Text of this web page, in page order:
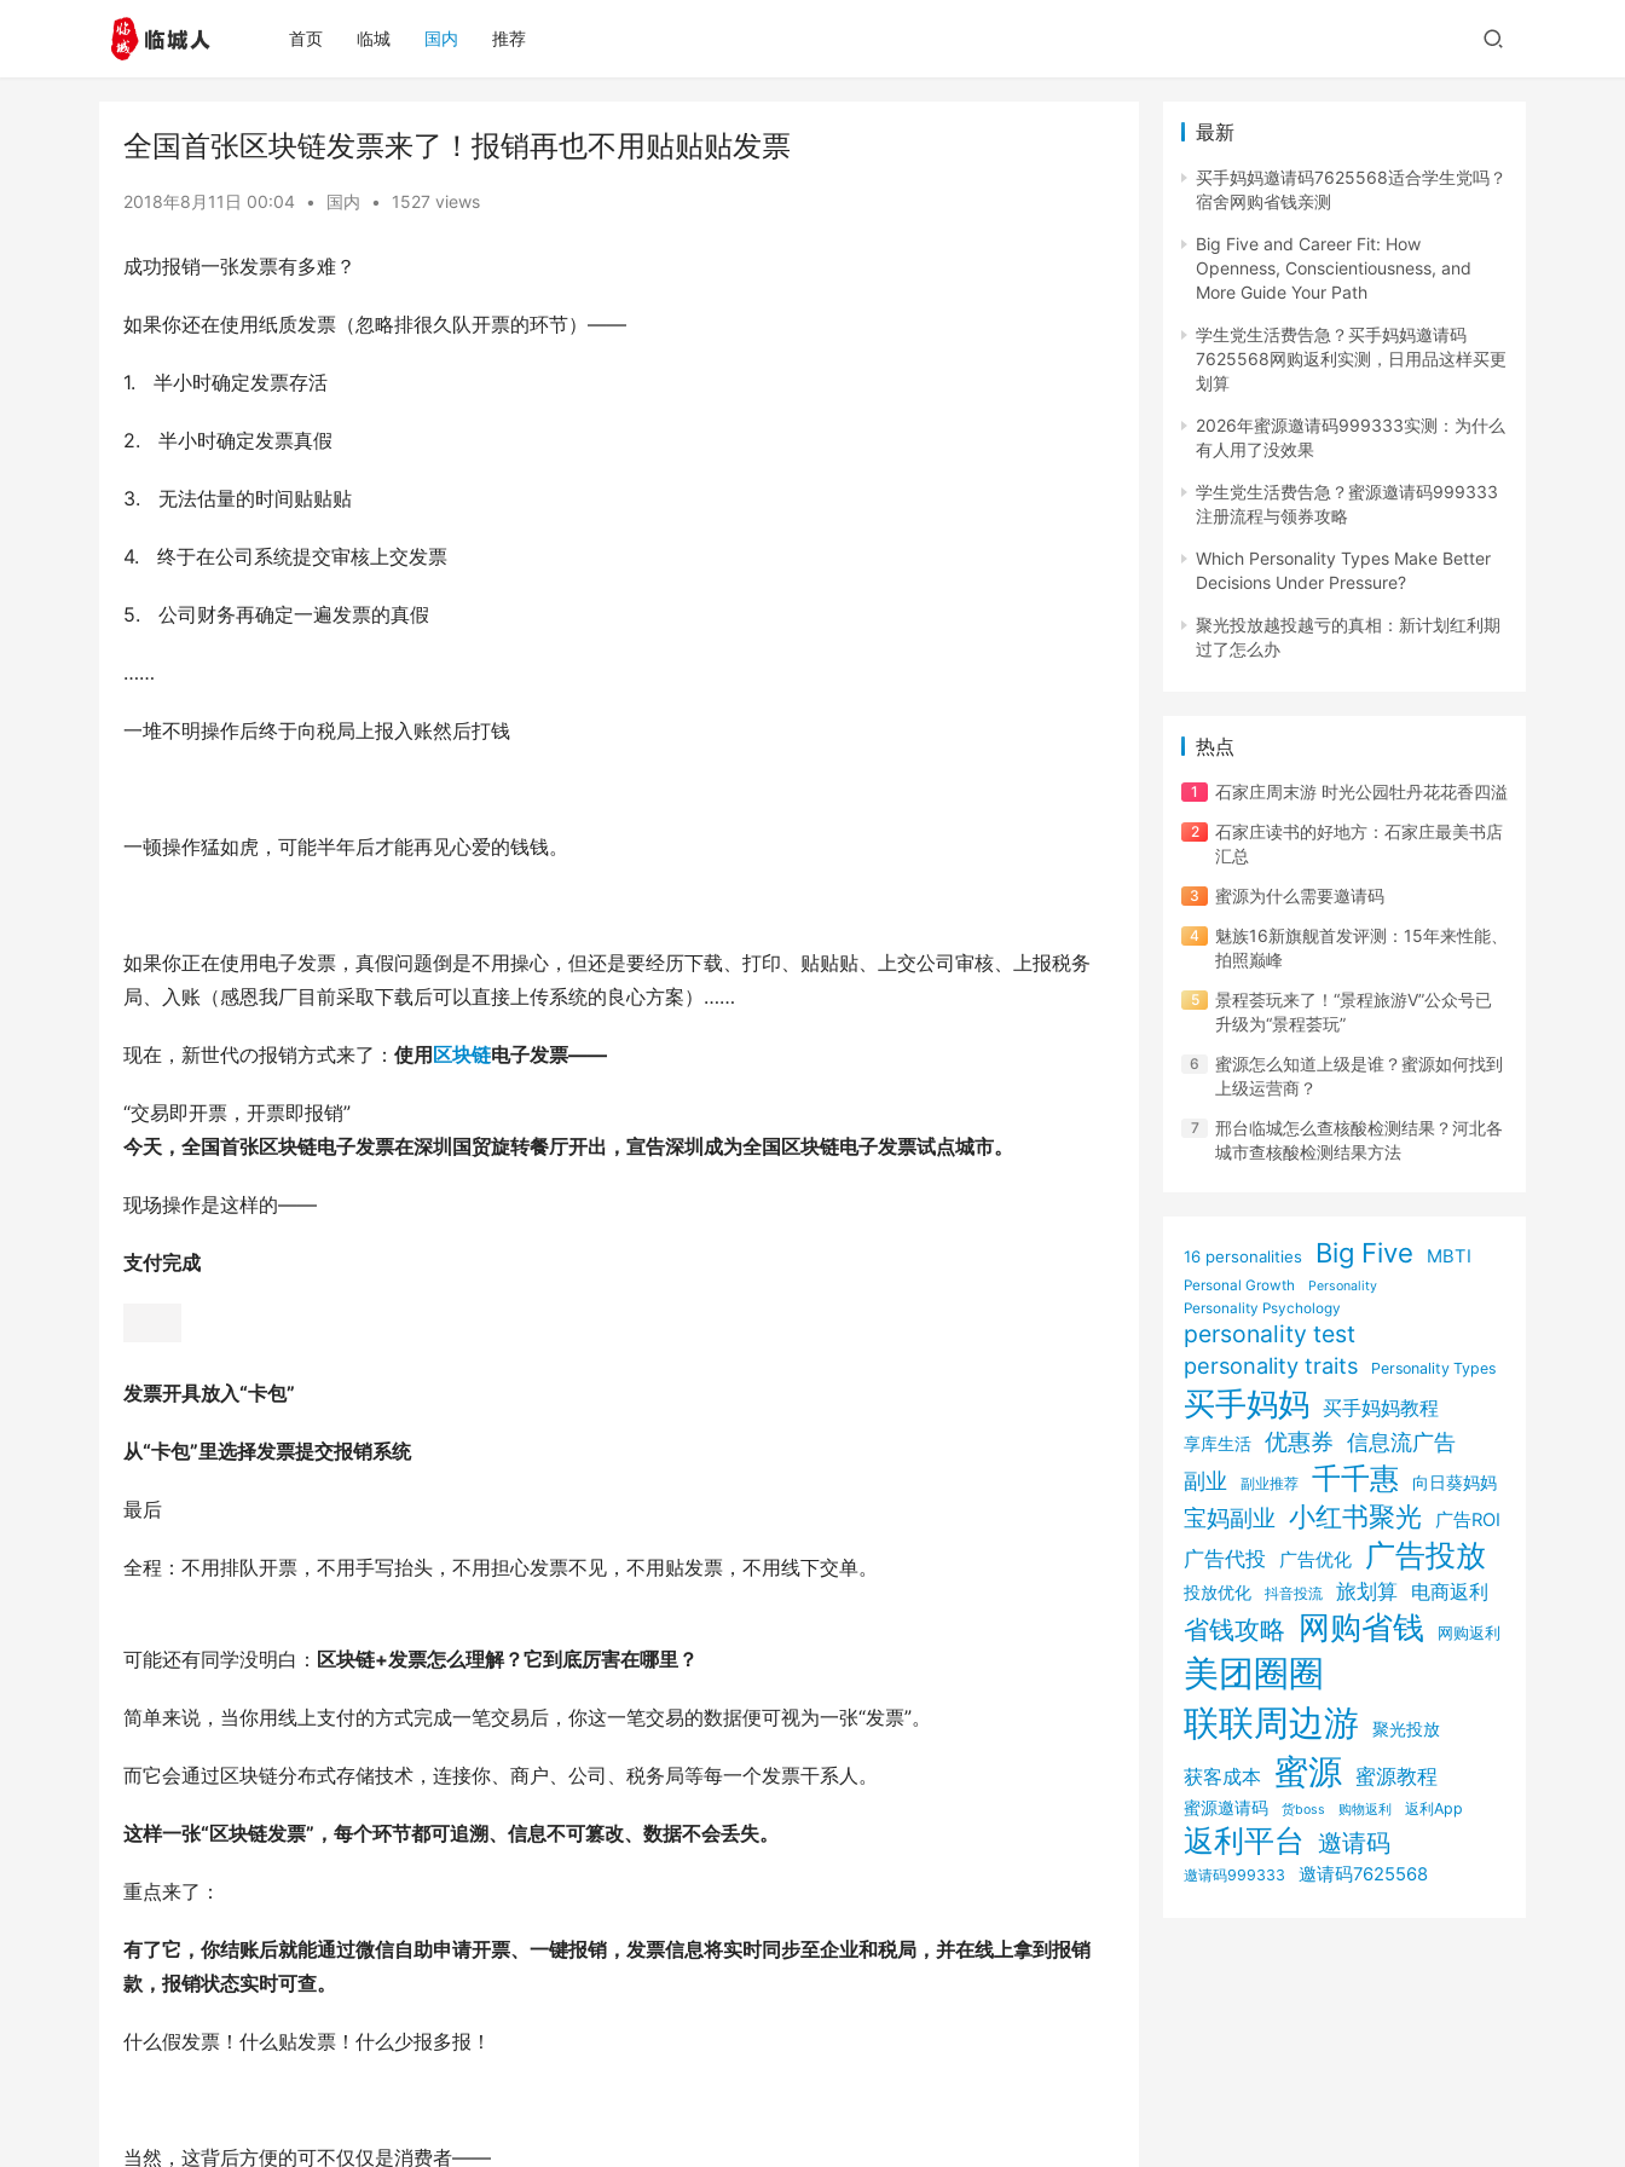
首页 临城 国内 推荐
全国首张区块链发票来了！报销再也不用贴贴贴发票
2018年8月11日 00:04 • 国内 • 1527 views
成功报销一张发票有多难？
如果你还在使用纸质发票（忽略排很久队开票的环节）——
1.   半小时确定发票存活
2.   半小时确定发票真假
3.   无法估量的时间贴贴贴
4.   终于在公司系统提交审核上交发票
5.   公司财务再确定一遍发票的真假
……
一堆不明操作后终于向税局上报入账然后打钱
一顿操作猛如虎，可能半年后才能再见心爱的钱钱。
如果你正在使用电子发票，真假问题倒是不用操心，但还是要经历下载、打印、贴贴贴、上交公司审核、上报税务
局、入账（感恩我厂目前采取下载后可以直接上传系统的良心方案）……
现在，新世代の报销方式来了： 使用 区块链电子发票——
“交易即开票，开票即报销”
今天，全国首张区块链电子发票在深圳国贸旋转餐厅开出， 宣告深圳成为全国区块链电子发票试点城市。
现场操作是这样的——
支付完成
发票开具放入“卡包”
从“卡包”里选择发票提交报销系统
最后
全程：不用排队开票，不用手写抬头，不用担心发票不见，不用贴发票，不用线下交单。
可能还有同学没明白： 区块链+发票怎么理解？它到底厉害在哪里？
简单来说，当你用线上支付的方式完成一笔交易后，你这一笔交易的数据便可视为一张“发票”。
而它会通过区块链分布式存储技术，连接你、商户、公司、税务局等每一个发票干系人。
这样一张“区块链发票”，每个环节都可追溯、信息不可篡改、数据不会丢失。
重点来了：
有了它，你结账后就能通过微信自助申请开票、一键报销，发票信息将实时同步至企业和税局，并在线上拿到报销
款，报销状态实时可查。
什么假发票！什么贴发票！什么少报多报！
当然，这背后方便的可不仅仅是消费者——
最新
买手妈妈邀请码7625568适合学生党吗？
宿舍网购省钱亲测
Big Five and Career Fit: How
Openness, Conscientiousness, and
More Guide Your Path
学生党生活费告急？买手妈妈邀请码
7625568网购返利实测，日用品这样买更
划算
2026年蜜源邀请码999333实测：为什么
有人用了没效果
学生党生活费告急？蜜源邀请码999333
注册流程与领券攻略
Which Personality Types Make Better
Decisions Under Pressure?
聚光投放越投越亏的真相：新计划红利期
过了怎么办
热点
石家庄周末游 时光公园牡丹花花香四溢
石家庄读书的好地方：石家庄最美书店
汇总
蜜源为什么需要邀请码
魅族16新旗舰首发评测：15年来性能、
拍照巅峰
景程荟玩来了！“景程旅游V”公众号已
升级为“景程荟玩”
蜜源怎么知道上级是谁？蜜源如何找到
上级运营商？
邢台临城怎么查核酸检测结果？河北各
城市查核酸检测结果方法
16 personalities Big Five MBTI
Personal Growth Personality
Personality Psychology
personality test
personality traits Personality Types
买手妈妈 买手妈妈教程
享库生活 优惠券 信息流广告
副业 副业推荐 千千惠 向日葵妈妈
宝妈副业 小红书聚光 广告ROI
广告代投 广告优化 广告投放
投放优化 抖音投流 旅划算 电商返利
省钱攻略 网购省钱 网购返利
美团圈圈
联联周边游
聚光投放
获客成本 蜜源 蜜源教程
蜜源邀请码 货boss 购物返利 返利App
返利平台 邀请码
邀请码999333 邀请码7625568